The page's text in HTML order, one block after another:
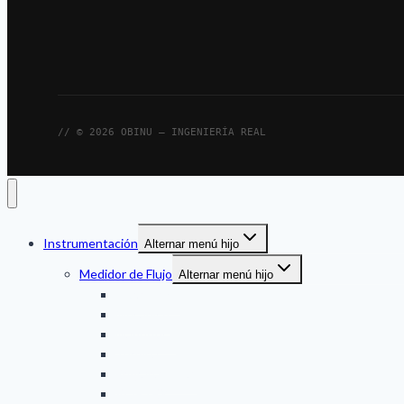
// © 2026 OBINU — INGENIERÍA REAL
Instrumentación Alternar menú hijo
Medidor de Flujo Alternar menú hijo